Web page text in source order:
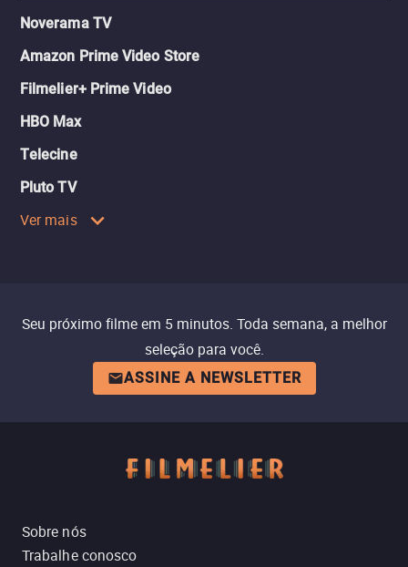
Noverama TV
Amazon Prime Video Store
Filmelier+ Prime Video
HBO Max
Telecine
Pluto TV
Ver mais
Seu próximo filme em 5 minutos. Toda semana, a melhor
seleção para você.
ASSINE A NEWSLETTER
Sobre nós
Trabalhe conosco